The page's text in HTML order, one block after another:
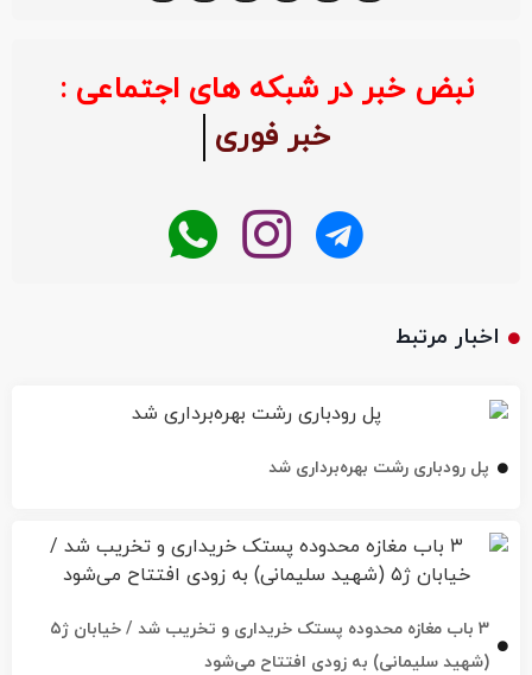
نبض خبر در شبکه های اجتماعی :
خبر فوری
اخبار مرتبط
پل رودباری رشت بهره‌برداری شد
۳ باب مغازه محدوده پستک خریداری و تخریب شد / خیابان ژ۵
(شهید سلیمانی) به زودی افتتاح می‌شود